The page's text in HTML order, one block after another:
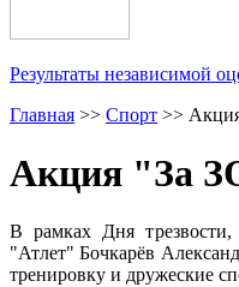
Результаты независимой
Главная >> Спорт >>
Акция "За
В рамках Дня трезвости,
"Атлет" Бочкарёв
тренировку и дружеские